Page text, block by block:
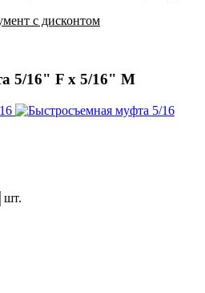
с дисконтом
5/16" F х 5/16" M
шт.